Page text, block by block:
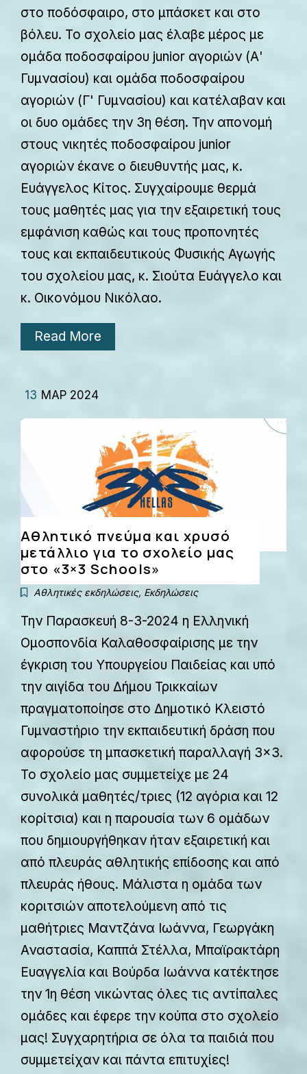
στο ποδόσφαιρο, στο μπάσκετ και στο
βόλευ. Το σχολείο μας έλαβε μέρος με
ομάδα ποδοσφαίρου junior αγοριών (Α'
Γυμνασίου) και ομάδα ποδοσφαίρου
αγοριών (Γ' Γυμνασίου) και κατέλαβαν και
οι δυο ομάδες την 3η θέση. Την απονομή
στους νικητές ποδοσφαίρου junior
αγοριών έκανε ο διευθυντής μας, κ.
Ευάγγελος Κίτος. Συγχαίρουμε θερμά
τους μαθητές μας για την εξαιρετική τους
εμφάνιση καθώς και τους προπονητές
τους και εκπαιδευτικούς Φυσικής Αγωγής
του σχολείου μας, κ. Σιούτα Ευάγγελο και
κ. Οικονόμου Νικόλαο.
Read More
13 ΜΑΡ 2024
Αθλητικό πνεύμα και χρυσό
μετάλλιο για το σχολείο μας
στο «3×3 Schools»
Αθλητικές εκδηλώσεις, Εκδηλώσεις
Την Παρασκευή 8-3-2024 η Ελληνική
Ομοσπονδία Καλαθοσφαίρισης με την
έγκριση του Υπουργείου Παιδείας και υπό
την αιγίδα του Δήμου Τρικκαίων
πραγματοποίησε στο Δημοτικό Κλειστό
Γυμναστήριο την εκπαιδευτική δράση που
αφορούσε τη μπασκετική παραλλαγή 3×3.
Το σχολείο μας συμμετείχε με 24
συνολικά μαθητές/τριες (12 αγόρια και 12
κορίτσια) και η παρουσία των 6 ομάδων
που δημιουργήθηκαν ήταν εξαιρετική και
από πλευράς αθλητικής επίδοσης και από
πλευράς ήθους. Μάλιστα η ομάδα των
κοριτσιών αποτελούμενη από τις
μαθήτριες Μαντζάνα Ιωάννα, Γεωργάκη
Αναστασία, Καππά Στέλλα, Μπαϊρακτάρη
Ευαγγελία και Βούρδα Ιωάννα κατέκτησε
την 1η θέση νικώντας όλες τις αντίπαλες
ομάδες και έφερε την κούπα στο σχολείο
μας! Συγχαρητήρια σε όλα τα παιδιά που
συμμετείχαν και πάντα επιτυχίες!